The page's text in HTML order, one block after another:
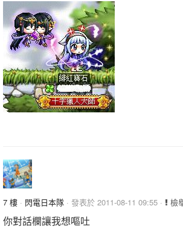
7 樓 · 閃電日本隊 · 發表於 2011-08-11 09:55 · 檢
你對話欄讓我想嘔吐